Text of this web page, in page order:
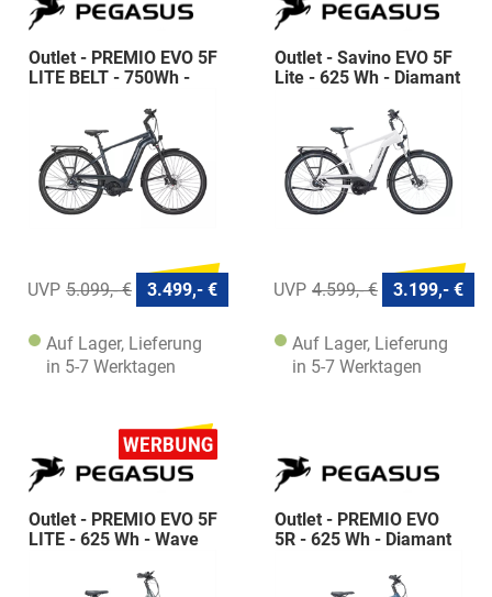
Outlet - PREMIO EVO 5F
LITE BELT - 750Wh -
5.099,- € 3.499,- €
Auf Lager, Lieferung
in 5-7 Werktagen
Outlet - Savino EVO 5F
Lite - 625 Wh - Diamant
4.599,- € 3.199,- €
Auf Lager, Lieferung
in 5-7 Werktagen
Outlet - PREMIO EVO 5F
LITE - 625 Wh - Wave
Outlet - PREMIO EVO
5R - 625 Wh - Diamant